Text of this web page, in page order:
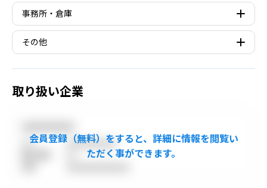
事務所・倉庫
その他
取り扱い企業
TEL
●●●●●●●●●●●●